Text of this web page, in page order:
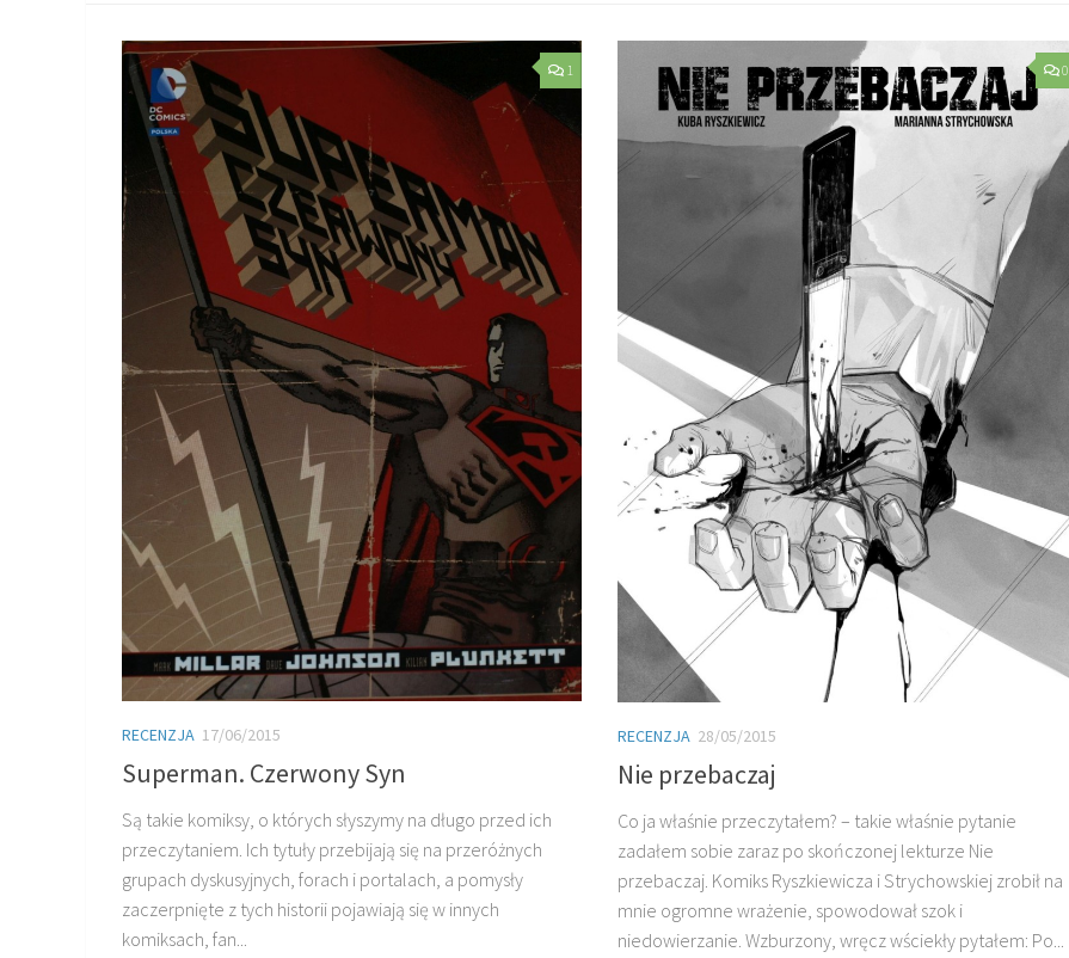
1
RECENZJA 17/06/2015
Superman. Czerwony Syn
Są takie komiksy, o których słyszymy na długo przed ich
przeczytaniem. Ich tytuły przebijają się na przeróżnych
grupach dyskusyjnych, forach i portalach, a pomysły
zaczerpnięte z tych historii pojawiają się w innych
komiksach, fan...
0
RECENZJA 28/05/2015
Nie przebaczaj
Co ja właśnie przeczytałem? – takie właśnie pytanie
zadałem sobie zaraz po skończonej lekturze Nie
przebaczaj. Komiks Ryszkiewicza i Strychowskiej zrobił na
mnie ogromne wrażenie, spowodował szok i
niedowierzanie. Wzburzony, wręcz wściekły pytałem: Po...